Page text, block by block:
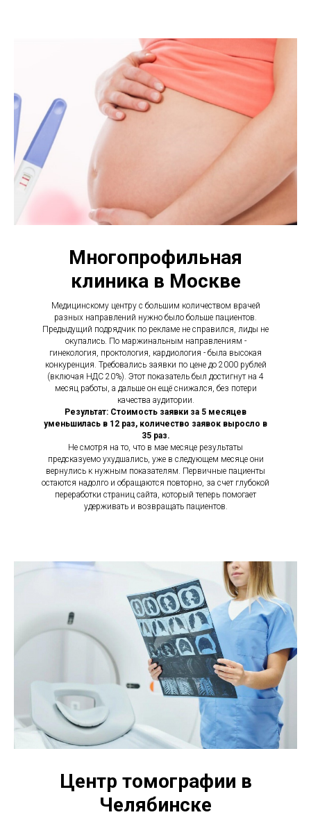
Многопрофильная
клиника в Москве
Медицинскому центру с большим количеством врачей
разных направлений нужно было больше пациентов.
Предыдущий подрядчик по рекламе не справился, лиды не
окупались. По маржинальным направлениям -
гинекология, проктология, кардиология - была высокая
конкуренция. Требовались заявки по цене до 2000 рублей
(включая НДС 20%). Этот показатель был достигнут на 4
месяц работы, а дальше он ещё снижался, без потери
качества аудитории.
Результат: Стоимость заявки за 5 месяцев
уменьшилась в 12 раз, количество заявок выросло в
35 раз.
Не смотря на то, что в мае месяце результаты
предсказуемо ухудшались, уже в следующем месяце они
вернулись к нужным показателям. Первичные пациенты
остаются надолго и обращаются повторно, за счет глубокой
переработки страниц сайта, который теперь помогает
удерживать и возвращать пациентов.
Центр томографии в
Челябинске